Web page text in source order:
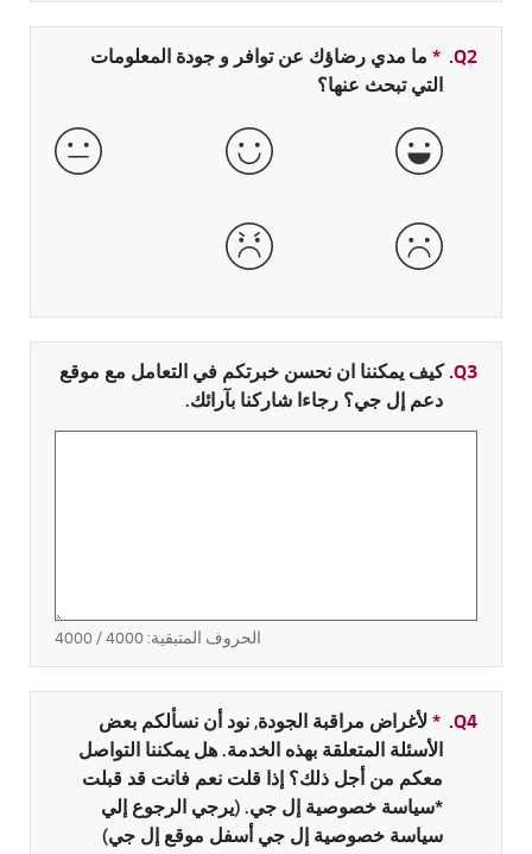
Q2.
* حقل مطلوب
ما مدي رضاؤك عن توافر و جودة المعلومات
التي تبحث عنها؟
جيدة جداً جيدة عادية
سيئة سيئة جداً
Q3. كيف يمكننا ان نحسن خبرتكم في التعامل مع موقع
دعم إل جي؟ رجاءا شاركنا بآرائك.
الحروف المتبقية:4000
/ 4000
Q4.
*حقل مطلوب
لأغراض مراقبة الجودة, نود أن نسألكم بعض
الأسئلة المتعلقة بهذه الخدمة. هل يمكننا التواصل
معكم من أجل ذلك؟ إذا قلت نعم فانت قد قبلت
*سياسة خصوصية إل جي. (يرجي الرجوع إلي
سياسة خصوصية إل جي أسفل موقع إل جي)